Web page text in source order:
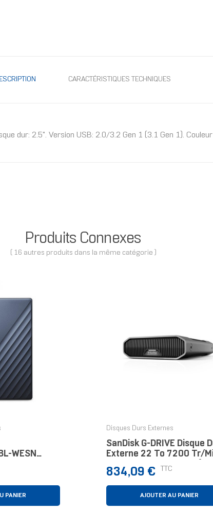
CARACTÉRISTIQUES TECHNIQUES
dur: 2.5". Version USB: 2.0/3.2 Gen 1 (3.1 Gen 1).
Produits Connexes
( 16 autres produits dans la même catégorie )
WESN
2 To Noir,
PANIER
Disques Durs Externes
SanDisk G-DRIVE Disque
Externe 22 To 7200 Tr/
USB Type-C 3.2 Gen 2 (3.1
2) Acier Inoxydable
Prix
834,09 € TTC
AJOUTER AU PANIER